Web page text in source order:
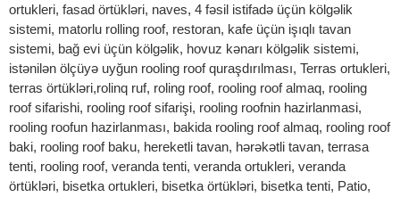
ortukleri, fasad örtükləri, naves, 4 fəsil istifadə üçün kölgəlik
sistemi, matorlu rolling roof, restoran, kafe üçün işıqlı tavan
sistemi, bağ evi üçün kölgəlik, hovuz kənarı kölgəlik sistemi,
istənilən ölçüyə uyğun rooling roof quraşdırılması, Terras ortukleri,
terras örtükləri,rolinq ruf, roling roof, rooling roof almaq, rooling
roof sifarishi, rooling roof sifarişi, rooling roofnin hazirlanmasi,
rooling roofun hazirlanması, bakida rooling roof almaq, rooling roof
baki, rooling roof baku, hereketli tavan, hərəkətli tavan, terrasa
tenti, rooling roof, veranda tenti, veranda ortukleri, veranda
örtükləri, bisetka ortukleri, bisetka örtükləri, bisetka tenti, Patio,